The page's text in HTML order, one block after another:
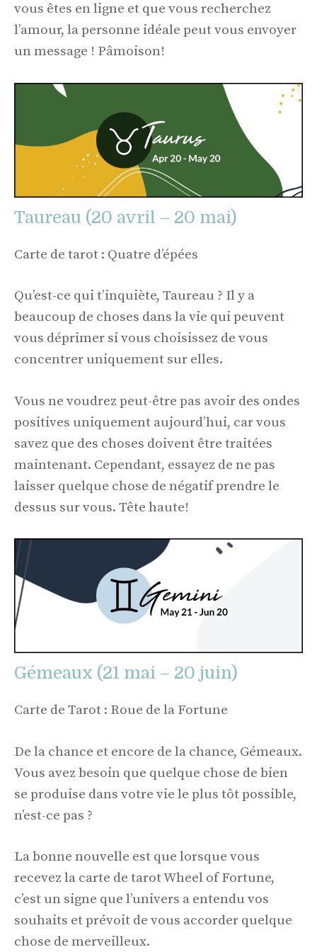
vous êtes en ligne et que vous recherchez
l’amour, la personne idéale peut vous envoyer
un message ! Pâmoison!
Taureau (20 avril – 20 mai)
Carte de tarot : Quatre d’épées
Qu’est-ce qui t’inquiète, Taureau ? Il y a
beaucoup de choses dans la vie qui peuvent
vous déprimer si vous choisissez de vous
concentrer uniquement sur elles.
Vous ne voudrez peut-être pas avoir des ondes
positives uniquement aujourd’hui, car vous
savez que des choses doivent être traitées
maintenant. Cependant, essayez de ne pas
laisser quelque chose de négatif prendre le
dessus sur vous. Tête haute!
Gémeaux (21 mai – 20 juin)
Carte de Tarot : Roue de la Fortune
De la chance et encore de la chance, Gémeaux.
Vous avez besoin que quelque chose de bien
se produise dans votre vie le plus tôt possible,
n’est-ce pas ?
La bonne nouvelle est que lorsque vous
recevez la carte de tarot Wheel of Fortune,
c’est un signe que l’univers a entendu vos
souhaits et prévoit de vous accorder quelque
chose de merveilleux.